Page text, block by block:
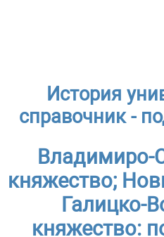
История
справочник -
Владимиро-
княжество;
Галицко-
княжество: